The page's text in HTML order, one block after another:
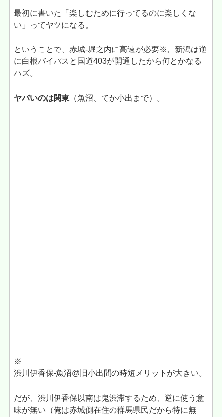
最初に書いた「楽しむために行ってるのに楽しくな
い」ってヤツになる。
ということで、赤城-堀之内に高速が必要※。新潟は逆
に白根バイパスと国道403が開通したから何とかなる
ハズ。
ヤバいのは関東 （魚沼、てか小出まで）。
※
渋川伊香保-魚沼@旧小出間の時短メリットが大きい。
だが、渋川伊香保以南は鬼渋滞するため、逆に使う意
味が無い（俺は赤城側在住の群馬県民だから特に無